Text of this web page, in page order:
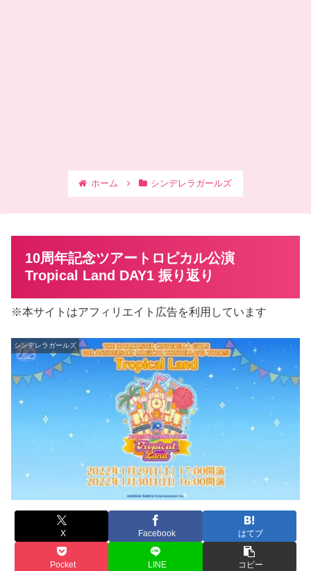
ホーム シンデレラガールズ
10周年記念ツアートロピカル公演
Tropical Land DAY1 振り返り
※本サイトはアフィリエイト広告を利用しています
シンデレラガールズ
X Facebook はてブ
Pocket LINE コピー